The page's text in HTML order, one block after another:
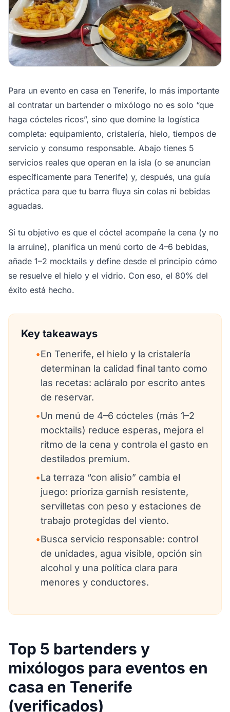
Para un evento en casa en Tenerife, lo más importante
al contratar un bartender o mixólogo no es solo “que
haga cócteles ricos”, sino que domine la logística
completa: equipamiento, cristalería, hielo, tiempos de
servicio y consumo responsable. Abajo tienes 5
servicios reales que operan en la isla (o se anuncian
específicamente para Tenerife) y, después, una guía
práctica para que tu barra fluya sin colas ni bebidas
aguadas.
Si tu objetivo es que el cóctel acompañe la cena (y no
la arruine), planifica un menú corto de 4–6 bebidas,
añade 1–2 mocktails y define desde el principio cómo
se resuelve el hielo y el vidrio. Con eso, el 80% del
éxito está hecho.
Key takeaways
•En Tenerife, el hielo y la cristalería
determinan la calidad final tanto como
las recetas: acláralo por escrito antes
de reservar.
•Un menú de 4–6 cócteles (más 1–2
mocktails) reduce esperas, mejora el
ritmo de la cena y controla el gasto en
destilados premium.
•La terraza “con alisio” cambia el
juego: prioriza garnish resistente,
servilletas con peso y estaciones de
trabajo protegidas del viento.
•Busca servicio responsable: control
de unidades, agua visible, opción sin
alcohol y una política clara para
menores y conductores.
Top 5 bartenders y
mixólogos para eventos en
casa en Tenerife
(verificados)